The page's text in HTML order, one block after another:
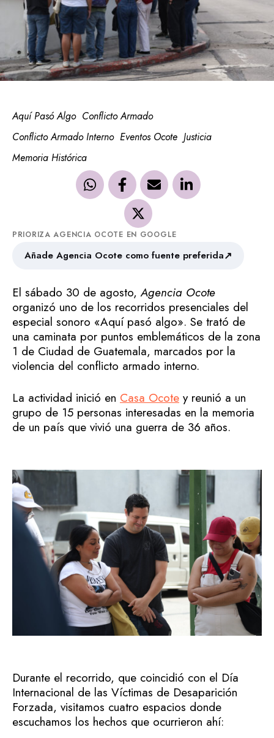
Aquí Pasó Algo Conflicto Armado
Conflicto Armado Interno Eventos Ocote Justicia
Memoria Histórica
PRIORIZA AGENCIA OCOTE EN GOOGLE
Añade Agencia Ocote como fuente preferida↗
El sábado 30 de agosto,Agencia Ocote
organizó uno de los recorridos presenciales del
especial sonoro «Aquí pasó algo». Se trató de
una caminata por puntos emblemáticos de la zona
1 de Ciudad de Guatemala, marcados por la
violencia del conflicto armado interno.
La actividad inició en Casa Ocote y reunió a un
grupo de 15 personas interesadas en la memoria
de un país que vivió una guerra de 36 años.
Durante el recorrido, que coincidió con el Día
Internacional de las Víctimas de Desaparición
Forzada, visitamos cuatro espacios donde
escuchamos los hechos que ocurrieron ahí: